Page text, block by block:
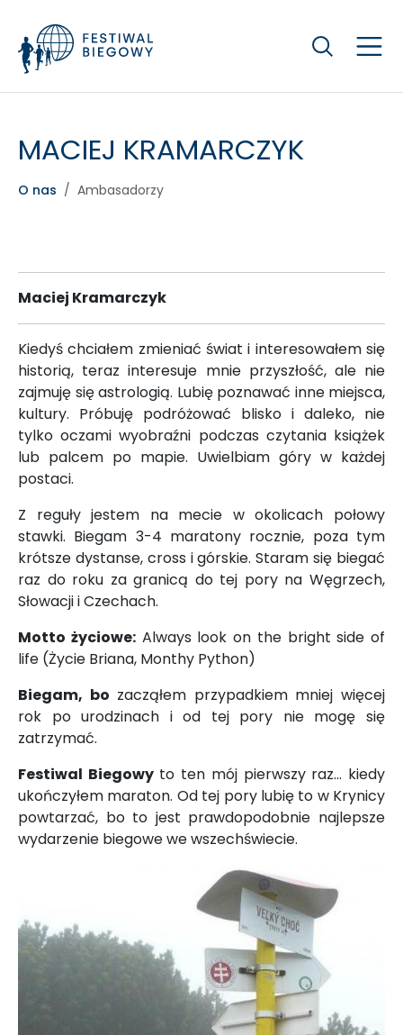
Szukaj
MACIEJ KRAMARCZYK
O nas Ambasadorzy
Maciej Kramarczyk
Kiedyś chciałem zmieniać świat i interesowałem się
historią, teraz interesuje mnie przyszłość, ale nie
zajmuję się astrologią. Lubię poznawać inne miejsca,
kultury. Próbuję podróżować blisko i daleko, nie
tylko oczami wyobraźni podczas czytania książek
lub palcem po mapie. Uwielbiam góry w każdej
postaci.
Z reguły jestem na mecie w okolicach połowy
stawki. Biegam 3-4 maratony rocznie, poza tym
krótsze dystanse, cross i górskie. Staram się biegać
raz do roku za granicą do tej pory na Węgrzech,
Słowacji i Czechach.
Motto życiowe:Always look on the bright side of
life (Życie Briana, Monthy Python)
Biegam, bo zacząłem przypadkiem mniej więcej
rok po urodzinach i od tej pory nie mogę się
zatrzymać.
Festiwal Biegowyto ten mój pierwszy raz... kiedy
ukończyłem maraton. Od tej pory lubię to w Krynicy
powtarzać, bo to jest prawdopodobnie najlepsze
wydarzenie biegowe we wszechświecie.